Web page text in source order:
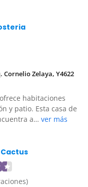
Cornelio Zelaya, Y4622
habitaciones
y patio. Esta casa de
a… ver más